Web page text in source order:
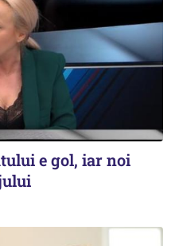
e gol, iar noi